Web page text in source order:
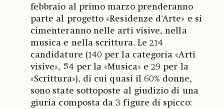
febbraio al primo marzo prenderanno
parte al progetto «Residenze d’Arte» e si
cimenteranno nelle arti visive, nella
musica e nella scrittura. Le 214
candidature (140 per la categoria «Arti
visive», 54 per la «Musica» e 29 per la
«Scrittura»), di cui quasi il 60% donne,
sono state sottoposte al giudizio di una
giuria composta da 3 figure di spicco: